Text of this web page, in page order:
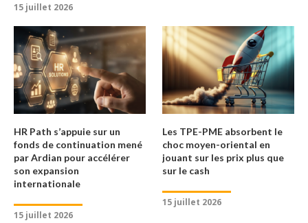
15 juillet 2026
HR Path s’appuie sur un
fonds de continuation mené
par Ardian pour accélérer
son expansion
internationale
15 juillet 2026
Les TPE-PME absorbent le
choc moyen-oriental en
jouant sur les prix plus que
sur le cash
15 juillet 2026